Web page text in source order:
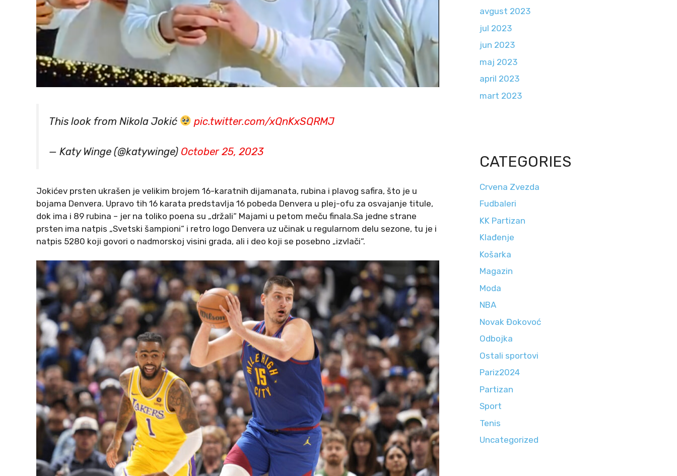
This look from Nikola Jokić pic.twitter.com/xQnKxSQRMJ
— Katy Winge (@katywinge) October 25, 2023
Jokićev prsten ukrašen je velikim brojem 16-karatnih dijamanata, rubina i plavog safira, što je u
bojama Denvera. Upravo tih 16 karata predstavlja 16 pobeda Denvera u plej-ofu za osvajanje titule,
dok ima i 89 rubina – jer na toliko poena su „držali“ Majami u petom meču finala.Sa jedne strane
prsten ima natpis „Svetski šampioni“ i retro logo Denvera uz učinak u regularnom delu sezone, tu je i
natpis 5280 koji govori o nadmorskoj visini grada, ali i deo koji se posebno „izvlači“.
avgust 2023
jul 2023
jun 2023
maj 2023
april 2023
mart 2023
CATEGORIES
Crvena Zvezda
Fudbaleri
KK Partizan
Klađenje
Košarka
Magazin
Moda
NBA
Novak Đokovoć
Odbojka
Ostali sportovi
Pariz2024
Partizan
Sport
Tenis
Uncategorized